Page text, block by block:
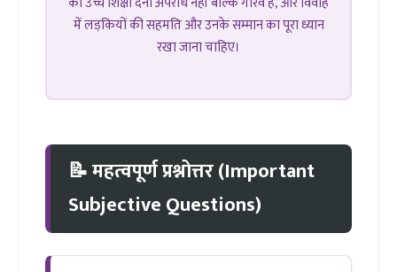
में लड़कियों की सहमति और उनके सम्मान का पूरा ध्यान
रखा जाना चाहिए।
📝 महत्वपूर्ण प्रश्नोत्तर (Important
Subjective Questions)